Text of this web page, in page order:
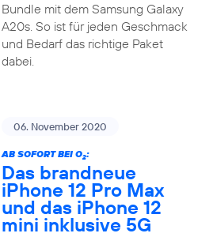
Bundle mit dem Samsung Galaxy
A20s. So ist für jeden Geschmack
und Bedarf das richtige Paket
dabei.
06. November 2020
AB SOFORT BEI O2:
Das brandneue
iPhone 12 Pro Max
und das iPhone 12
mini inklusive 5G